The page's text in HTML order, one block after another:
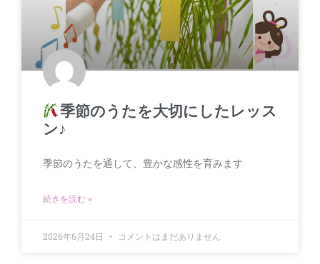
季節のうたを大切にしたレッス
ン♪
季節のうたを通して、豊かな感性を育みます
続きを読む »
2026年6月24日 コメントはまだありません